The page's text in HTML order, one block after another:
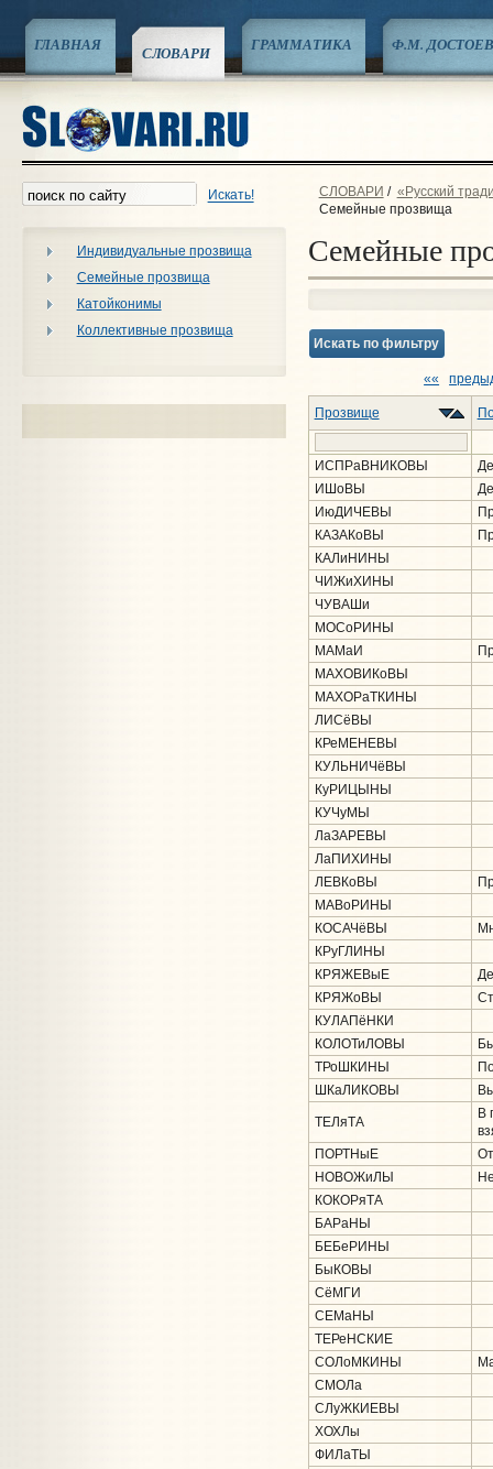
ГЛАВНАЯ СЛОВАРИ ГРАММАТИКА Ф.М.
Искать!
Индивидуальные прозвища
Семейные прозвища
Катойконимы
Коллективные прозвища
СЛОВАРИ / «Русский
Семейные прозвища
Семейные
Искать по фильтру
««
Прозвище
ИСПРаВНИКОВЫ
ИШоВЫ
ИюДИЧЕВЫ
КАЗАКоВЫ
КАЛиНИНЫ
ЧИЖиХИНЫ
ЧУВАШи
МОСоРИНЫ
МАМаИ
МАХОВИКоВЫ
МАХОРаТКИНЫ
ЛИСёВЫ
КРеМЕНЕВЫ
КУЛЬНИЧёВЫ
КуРИЦЫНЫ
КУЧуМЫ
ЛаЗАРЕВЫ
ЛаПИХИНЫ
ЛЕВКоВЫ
МАВоРИНЫ
КОСАЧёВЫ
КРуГЛИНЫ
КРЯЖЕВыЕ
КРЯЖоВЫ
КУЛАПёНКИ
КОЛОТиЛОВЫ
ТРоШКИНЫ
ШКаЛИКОВЫ
ТЕЛяТА
В
ПОРТНыЕ
НОВОЖиЛЫ
КОКОРяТА
БАРаНЫ
БЕБеРИНЫ
БыКОВЫ
СёМГИ
СЕМаНЫ
ТЕРеНСКИЕ
СОЛоМКИНЫ
СМОЛа
СЛуЖКИЕВЫ
ХОХЛы
ФИЛаТЫ